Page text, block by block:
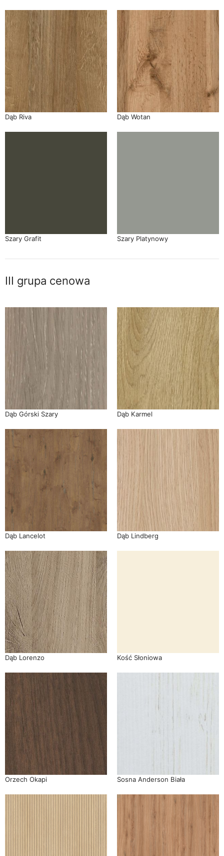
Dąb Riva Dąb Wotan
Szary Grafit Szary Platynowy
III grupa cenowa
Dąb Górski Szary Dąb Karmel
Dąb Lancelot Dąb Lindberg
Dąb Lorenzo Kość Słoniowa
Orzech Okapi Sosna Anderson Biała